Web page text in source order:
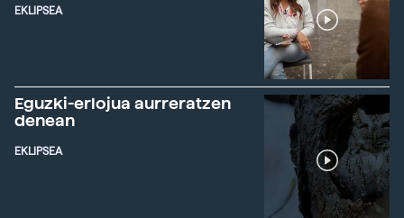
EKLIPSEA
Eguzki-erlojua aurreratzen
denean
EKLIPSEA